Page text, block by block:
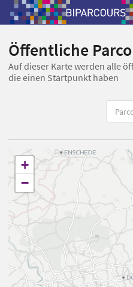
Öffentliche
Auf dieser Karte werden alle
die einen Startpunkt haben
+
−